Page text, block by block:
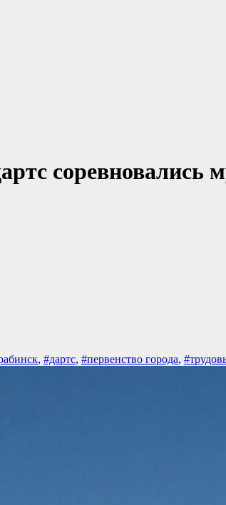
соревновались
, #дартс, #первенство города,